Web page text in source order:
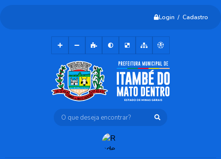
Login / Cadastro
O que deseja encontrar?